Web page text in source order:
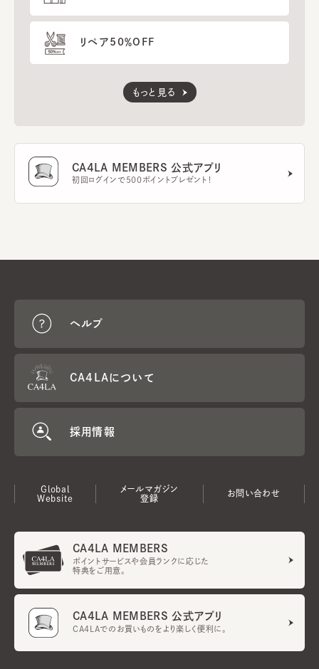
リペア50％OFF
もっと見る
CA4LA MEMBERS 公式アプリ
初回ログインで500ポイントプレゼント！
ヘルプ
CA4LAについて
採用情報
Global
Website
メールマガジン
登録
お問い合わせ
CA4LA MEMBERS
ポイントサービスや会員ランクに応じた
特典をご用意。
CA4LA MEMBERS 公式アプリ
CA4LAでのお買いものをより楽しく便利に。